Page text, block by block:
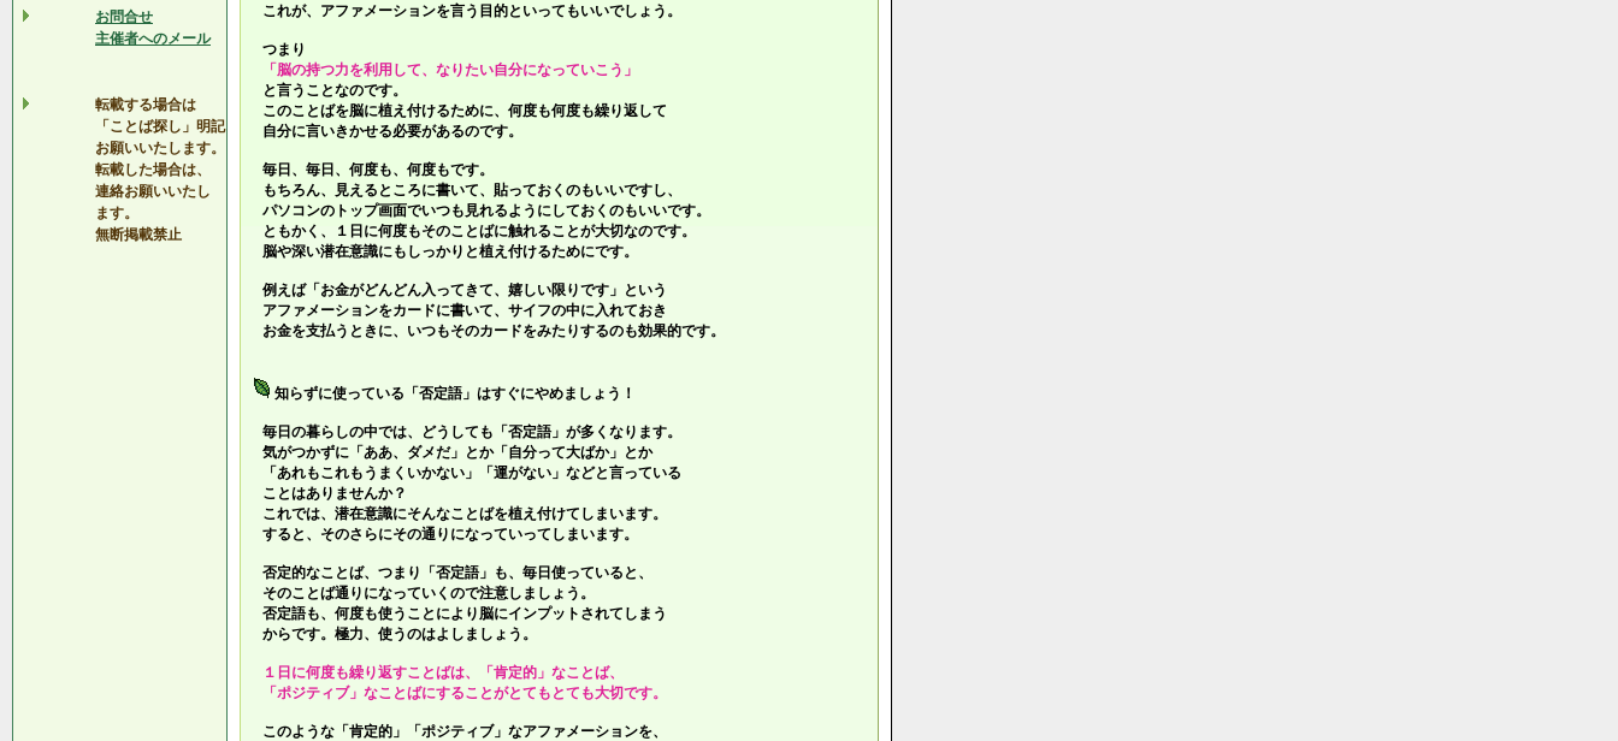
お問合せ
主催者へのメール
転載する場合は
「ことば探し」明記
お願いいたします。
転載した場合は、
連絡お願いいたし
ます。
無断掲載禁止
これが、アファメーションを言う目的といってもいいでしょう。
つまり
「脳の持つ力を利用して、なりたい自分になっていこう」
と言うことなのです。
このことばを脳に植え付けるために、何度も何度も繰り返して
自分に言いきかせる必要があるのです。
毎日、毎日、何度も、何度もです。
もちろん、見えるところに書いて、貼っておくのもいいですし、
パソコンのトップ画面でいつも見れるようにしておくのもいいです。
ともかく、１日に何度もそのことばに触れることが大切なのです。
脳や深い潜在意識にもしっかりと植え付けるためにです。
例えば「お金がどんどん入ってきて、嬉しい限りです」という
アファメーションをカードに書いて、サイフの中に入れておき
お金を支払うときに、いつもそのカードをみたりするのも効果的です。
知らずに使っている「否定語」はすぐにやめましょう！
毎日の暮らしの中では、どうしても「否定語」が多くなります。
気がつかずに「ああ、ダメだ」とか「自分って大ばか」とか
「あれもこれもうまくいかない」「運がない」などと言っている
ことはありませんか？
これでは、潜在意識にそんなことばを植え付けてしまいます。
すると、そのさらにその通りになっていってしまいます。
否定的なことば、つまり「否定語」も、毎日使っていると、
そのことば通りになっていくので注意しましょう。
否定語も、何度も使うことにより脳にインプットされてしまう
からです。極力、使うのはよしましょう。
１日に何度も繰り返すことばは、「肯定的」なことば、
「ポジティブ」なことばにすることがとてもとても大切です。
このような「肯定的」「ポジティブ」なアファメーションを、